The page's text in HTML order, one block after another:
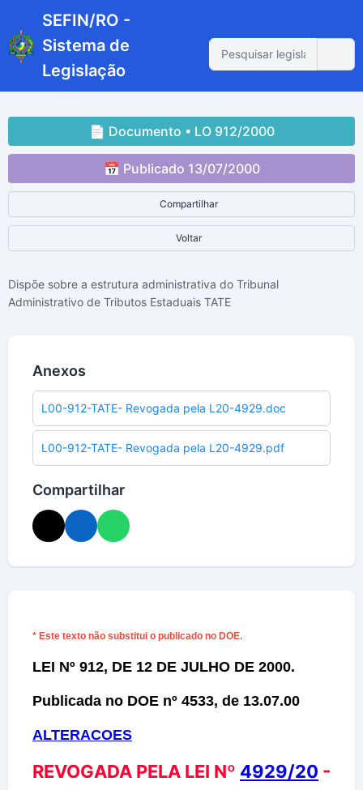
SEFIN/RO -
Sistema de
Legislação
📄 Documento • LO 912/2000
📅 Publicado 13/07/2000
Compartilhar
Voltar
Dispõe sobre a estrutura administrativa do Tribunal
Administrativo de Tributos Estaduais TATE
Anexos
L00-912-TATE- Revogada pela L20-4929.doc
L00-912-TATE- Revogada pela L20-4929.pdf
Compartilhar